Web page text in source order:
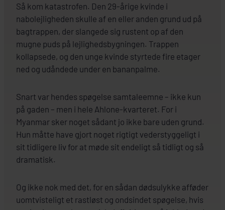
Så kom katastrofen. Den 29-årige kvinde i
nabolejligheden skulle af en eller anden grund ud på
bagtrappen, der slangede sig rustent op af den
mugne puds på lejlighedsbygningen. Trappen
kollapsede, og den unge kvinde styrtede fire etager
ned og udåndede under en bananpalme.
Snart var hendes spøgelse samtaleemne – ikke kun
på gaden – men i hele Ahlone-kvarteret. For i
Myanmar sker noget sådant jo ikke bare uden grund.
Hun måtte have gjort noget rigtigt vederstyggeligt i
sit tidligere liv for at møde sit endeligt så tidligt og så
dramatisk.
Og ikke nok med det, for en sådan dødsulykke afføder
uomtvisteligt et rastløst og ondsindet spøgelse, hvis